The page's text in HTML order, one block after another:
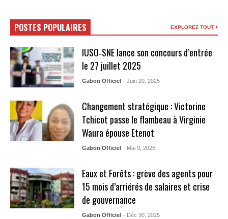
POSTES POPULAIRES EXPLOREZ TOUT
IUSO‑SNE lance son concours d’entrée
le 27 juillet 2025
Gabon Officiel - Juin 20, 2025
Changement stratégique : Victorine
Tchicot passe le flambeau à Virginie
Waura épouse Etenot
Gabon Officiel - Mai 9, 2025
Eaux et Forêts : grève des agents pour
15 mois d’arriérés de salaires et crise
de gouvernance
Gabon Officiel - Déc 30, 2025